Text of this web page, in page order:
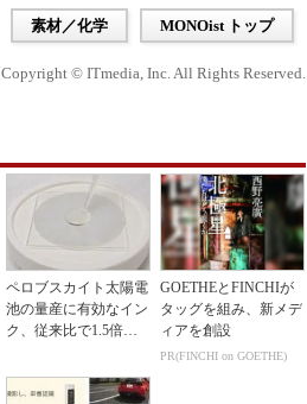
素材／化学 MONOist トップ
Copyright © ITmedia, Inc. All Rights Reserved.
ペロブスカイト太陽電
池の量産に有効なイン
ク、従来比で1.5倍の
GOETHEとFINCHIが
タッグを組み、新メデ
ィアを創設
PR(FINCHI on GOETHE)